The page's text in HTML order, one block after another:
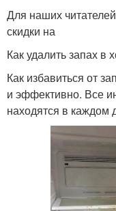
Для наших
скидки на
Как удалить запах в
Как избавиться от
и эффективно. Все
находятся в каждом